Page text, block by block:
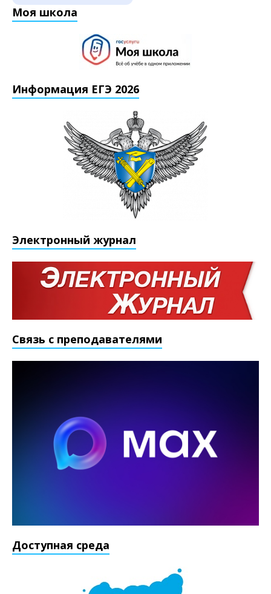
Моя школа
Информация ЕГЭ 2026
Электронный журнал
Связь с преподавателями
Доступная среда